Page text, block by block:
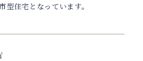
型住宅となっています。